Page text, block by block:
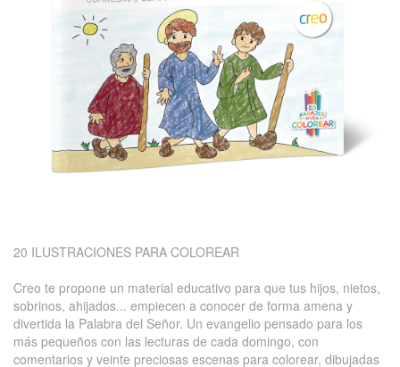
20 ILUSTRACIONES PARA COLOREAR
Creo te propone un material educativo para que tus hijos, nietos,
sobrinos, ahijados... empiecen a conocer de forma amena y
divertida la Palabra del Señor. Un evangelio pensado para los
más pequeños con las lecturas de cada domingo, con
comentarios y veinte preciosas escenas para colorear, dibujadas